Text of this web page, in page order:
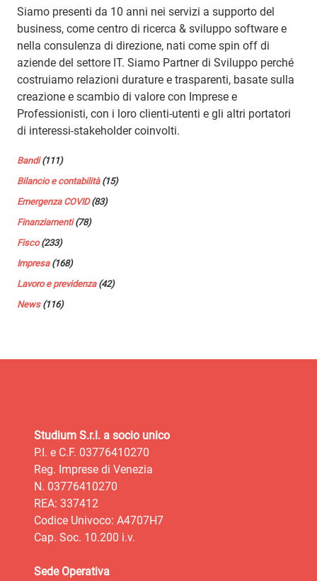
Siamo presenti da 10 anni nei servizi a supporto del
business, come centro di ricerca & sviluppo software e
nella consulenza di direzione, nati come spin off di
aziende del settore IT. Siamo Partner di Sviluppo perché
costruiamo relazioni durature e trasparenti, basate sulla
creazione e scambio di valore con Imprese e
Professionisti, con i loro clienti-utenti e gli altri portatori
di interessi-stakeholder coinvolti.
Bandi(111)
Bilancio e contabilità(15)
Emergenza COVID(83)
Finanziamenti(78)
Fisco(233)
Impresa(168)
Lavoro e previdenza(42)
News(116)
Studium S.r.l. a socio unico
P.I. e C.F. 03776410270
Reg. Imprese di Venezia
N. 03776410270
REA: 337412
Codice Univoco: A4707H7
Cap. Soc. 10.200 i.v.
Sede Operativa